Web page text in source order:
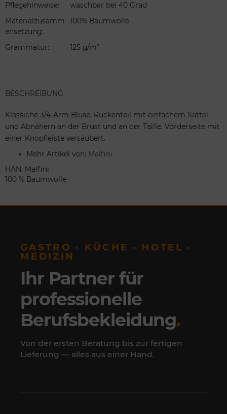
Pflegehinweise:
waschbar bei 40 Grad
Materialzusamm
ensetzung:
100% Baumwolle
Grammatur: 125 g/m²
BESCHREIBUNG
Klassiche 3/4-Arm Bluse; Rückenteil mit einfachem Sattel
und Abnähern an der Brust und an der Taille. Vorderseite mit
einer Knopfleiste versäubert.
Mehr Artikel von: Malfini
HAN: Malfini
100 % Baumwolle
GASTRO · KÜCHE · HOTEL ·
MEDIZIN
Ihr Partner für
professionelle
Berufsbekleidung.
Von der ersten Beratung bis zur fertigen
Lieferung — alles aus einer Hand.